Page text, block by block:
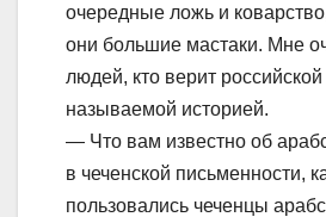
очередные ложь и
они большие мастаки. Мне
людей, кто верит
называемой историей.
— Что вам известно об
в чеченской письменности,
пользовались чеченцы